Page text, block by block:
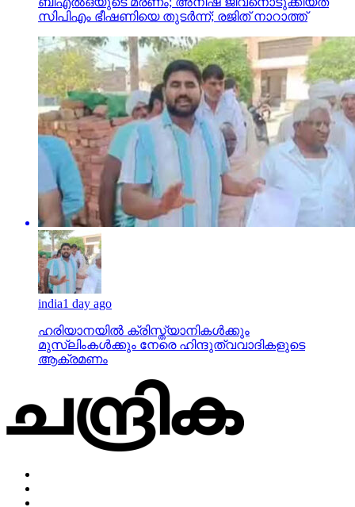
സിപിഎം ഭീഷണിയെ തുടര്‍ന്ന്; രജിത് നാറാത്ത്
india1 day ago
ഹരിയാനയില്‍ ക്രിസ്ത്യാനികള്‍ക്കും
മുസ്‌ലിംകള്‍ക്കും നേരെ ഹിന്ദുത്വവാദികളുടെ
ആക്രമണം